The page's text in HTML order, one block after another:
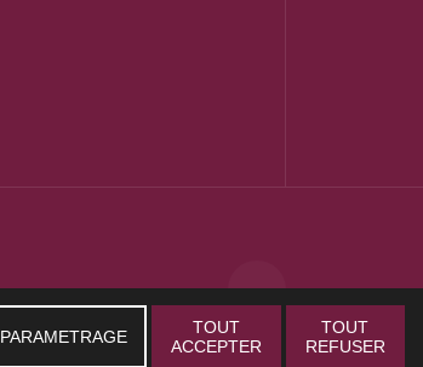
PARAMETRAGE
TOUT
ACCEPTER
TOUT
REFUSER